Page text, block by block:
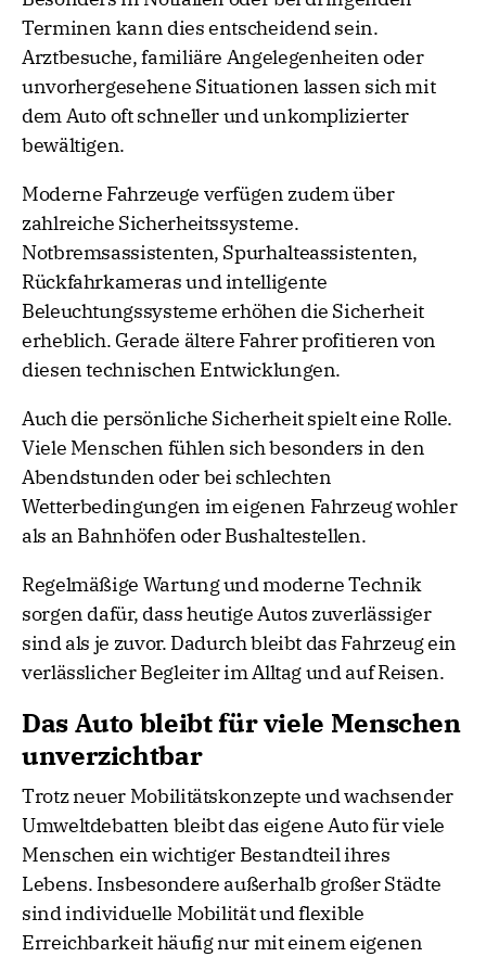
Terminen kann dies entscheidend sein.
Arztbesuche, familiäre Angelegenheiten oder
unvorhergesehene Situationen lassen sich mit
dem Auto oft schneller und unkomplizierter
bewältigen.
Moderne Fahrzeuge verfügen zudem über
zahlreiche Sicherheitssysteme.
Notbremsassistenten, Spurhalteassistenten,
Rückfahrkameras und intelligente
Beleuchtungssysteme erhöhen die Sicherheit
erheblich. Gerade ältere Fahrer profitieren von
diesen technischen Entwicklungen.
Auch die persönliche Sicherheit spielt eine Rolle.
Viele Menschen fühlen sich besonders in den
Abendstunden oder bei schlechten
Wetterbedingungen im eigenen Fahrzeug wohler
als an Bahnhöfen oder Bushaltestellen.
Regelmäßige Wartung und moderne Technik
sorgen dafür, dass heutige Autos zuverlässiger
sind als je zuvor. Dadurch bleibt das Fahrzeug ein
verlässlicher Begleiter im Alltag und auf Reisen.
Das Auto bleibt für viele Menschen
unverzichtbar
Trotz neuer Mobilitätskonzepte und wachsender
Umweltdebatten bleibt das eigene Auto für viele
Menschen ein wichtiger Bestandteil ihres
Lebens. Insbesondere außerhalb großer Städte
sind individuelle Mobilität und flexible
Erreichbarkeit häufig nur mit einem eigenen